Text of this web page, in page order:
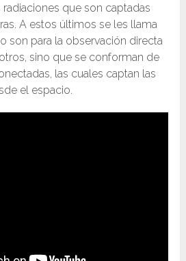
que son captadas
A estos últimos se les llama
son para la observación directa
sino que se conforman de
las cuales captan las
el espacio.